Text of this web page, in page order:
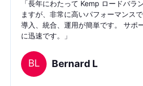
「長年にわたって Kemp ロードバラ
ますが、非常に高いパフォーマンス
導入、統合、運用が簡単です。 サポ
に迅速です。」
BL Bernard L